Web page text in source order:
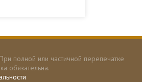
полной или частичной перепечатке
обязательна.